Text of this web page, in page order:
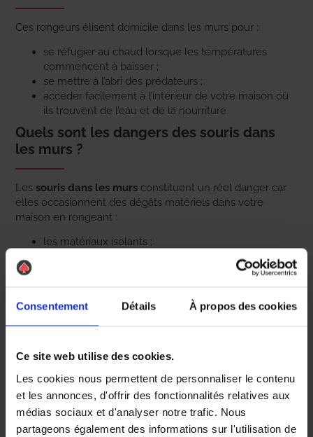
Consentement Détails À propos des cookies
Ce site web utilise des cookies.
Les cookies nous permettent de personnaliser le contenu
et les annonces, d'offrir des fonctionnalités relatives aux
médias sociaux et d'analyser notre trafic. Nous
partageons également des informations sur l'utilisation de
Ces rongeurs élisent domicile dans les murs pour :
se réfugier au chaud lorsque les températures
commencent à baisser ;
se mettre à l’abri des prédateurs ;
accéder facilement à l’intérieur de votre maison où
ils trouvent de l’eau et de la nourriture.
Quels sont les dangers des souris dans
les murs ?
Les souris dans les murs constituent un réel danger car
elles occasionnent des dégâts matériels dans votre
maison en rongeant :
les matériaux isolants ;
Or, en endommageant les fils électriques, elles peuvent
provoquer des courts-circuits et des incendies.
sommeil et peut générer du stress. Sans compter les
salmonellose, les puces et les poux.
Comment AS DE PIC peut vous aider à
éliminer les souris ?